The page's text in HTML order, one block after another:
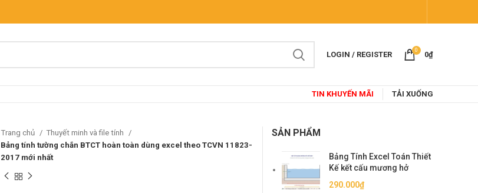
LOGIN / REGISTER
0
0₫
TIN KHUYẾN MÃI TẢI XUỐNG
Trang chủ
Thuyết minh và file tính
Bảng tính tường chắn BTCT hoàn toàn dùng excel theo TCVN 11823-
2017 mới nhất
SẢN PHẨM
Bảng Tính Excel Toán Thiết
Kế kết cấu mương hở
290.000₫